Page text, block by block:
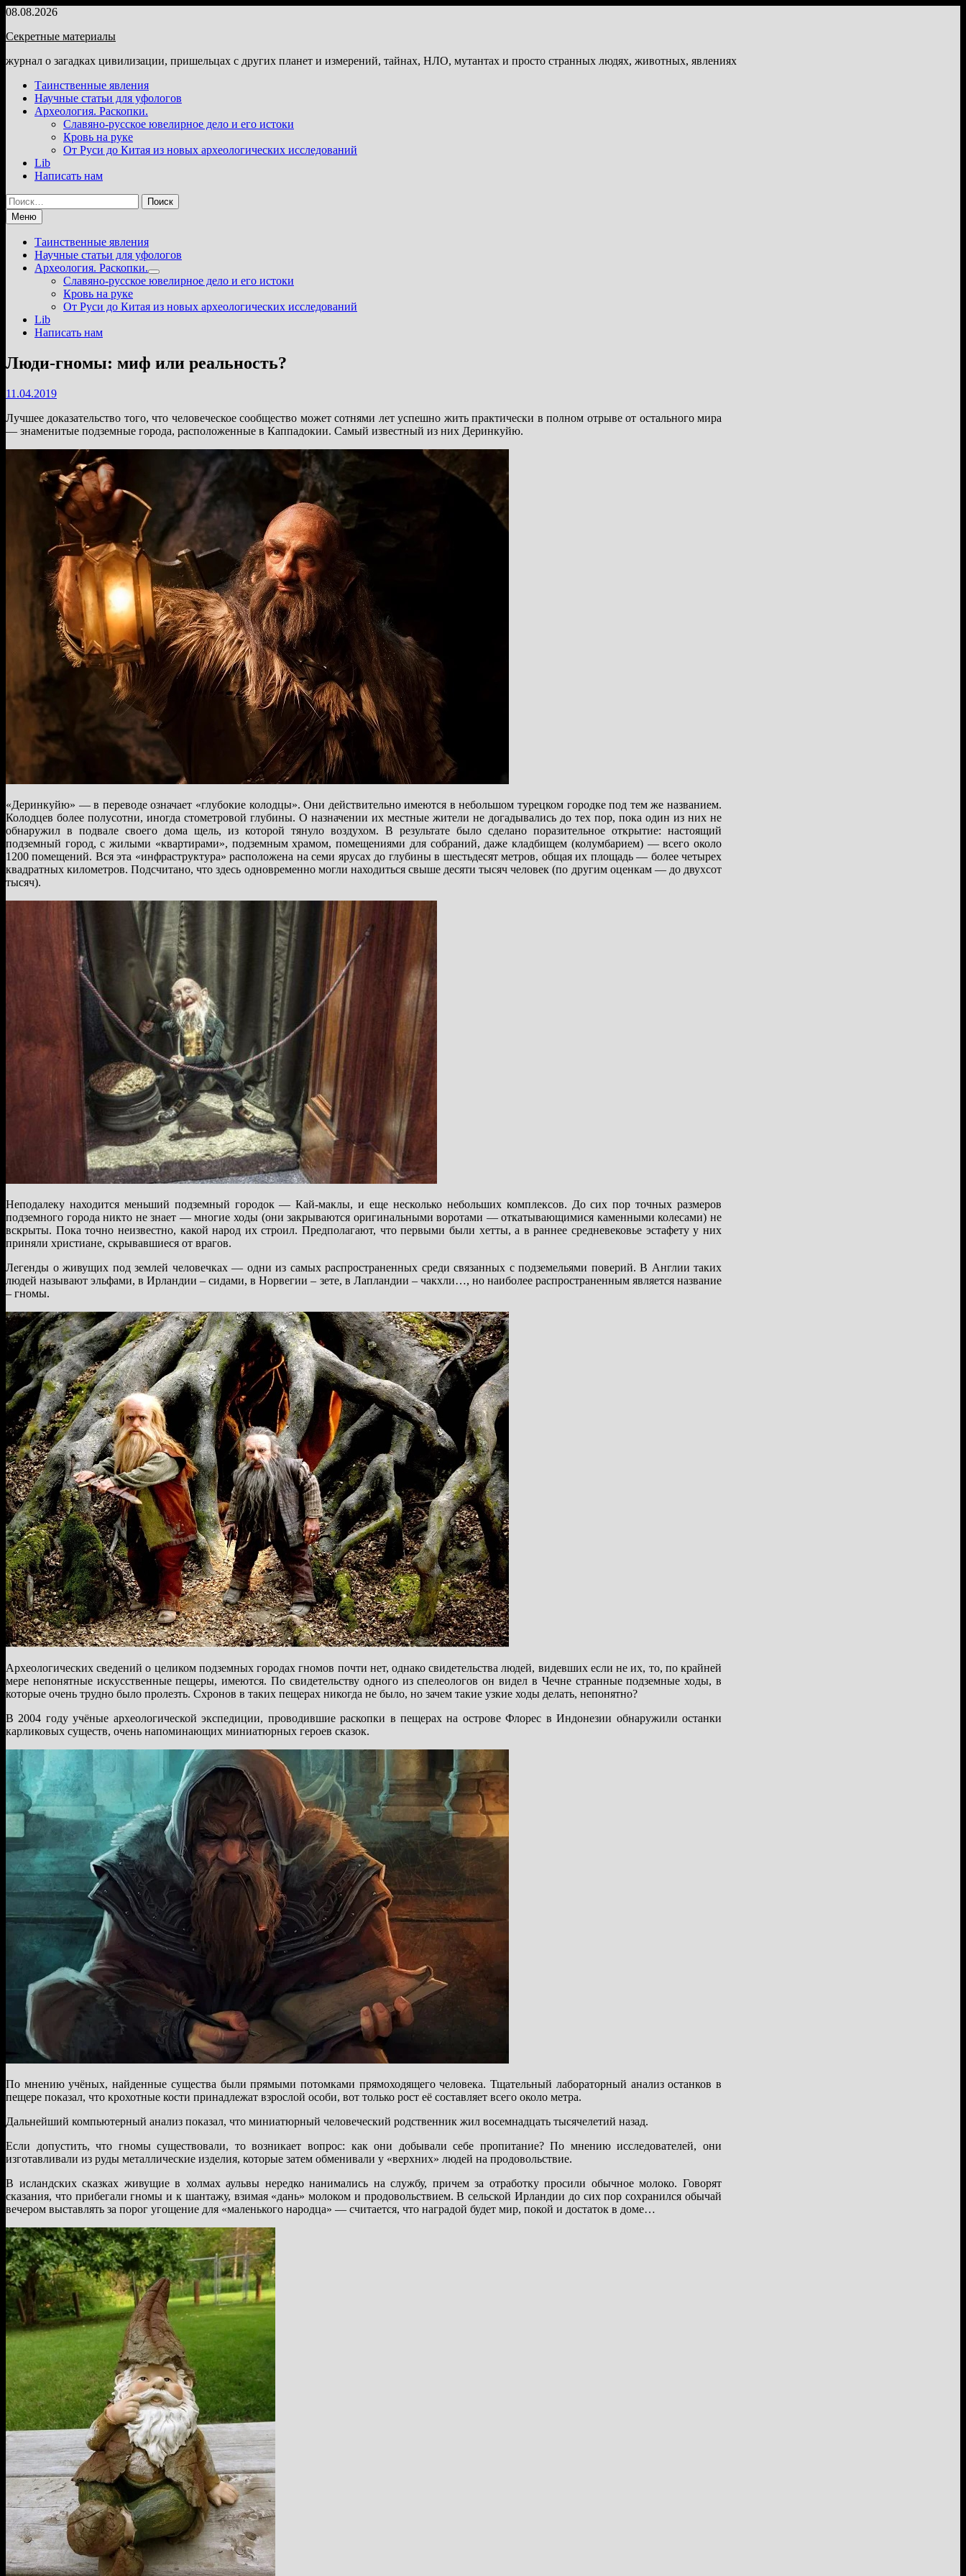
Перейти
содержимому
08.08.2026
Секретные материалы
журнал о загадках цивилизации, пришельцах с других планет и измерений, тайнах, НЛО, мутантах и просто странных людях, животных, явлениях
Таинственные явления
Научные статьи для уфологов
Археология. Раскопки.
Славяно-русское ювелирное дело и его истоки
Кровь на руке
От Руси до Китая из новых археологических исследований
Lib
Написать нам
Найти:
Меню
Таинственные явления
Научные статьи для уфологов
Археология. Раскопки.
Показать
подменю
Славяно-русское ювелирное дело и его истоки
Кровь на руке
От Руси до Китая из новых археологических исследований
Lib
Написать нам
Люди-гномы: миф или реальность?
11.04.2019
Лучшее доказательство того, что человеческое сообщество может сотнями лет успешно жить практически в полном отрыве от остального мира
— знаменитые подземные города, расположенные в Каппадокии. Самый известный из них Деринкуйю.
«Деринкуйю» — в переводе означает «глубокие колодцы». Они действительно имеются в небольшом турецком городке под тем же названием.
Колодцев более полусотни, иногда стометровой глубины. О назначении их местные жители не догадывались до тех пор, пока один из них не
обнаружил в подвале своего дома щель, из которой тянуло воздухом. В результате было сделано поразительное открытие: настоящий
подземный город, с жилыми «квартирами», подземным храмом, помещениями для собраний, даже кладбищем (колумбарием) — всего около
1200 помещений. Вся эта «инфраструктура» расположена на семи ярусах до глубины в шестьдесят метров, общая их площадь — более четырех
квадратных километров. Подсчитано, что здесь одновременно могли находиться свыше десяти тысяч человек (по другим оценкам — до двухсот
тысяч).
Неподалеку находится меньший подземный городок — Кай-маклы, и еще несколько небольших комплексов. До сих пор точных размеров
подземного города никто не знает — многие ходы (они закрываются оригинальными воротами — откатывающимися каменными колесами) не
вскрыты. Пока точно неизвестно, какой народ их строил. Предполагают, что первыми были хетты, а в раннее средневековье эстафету у них
приняли христиане, скрывавшиеся от врагов.
Легенды о живущих под землей человечках — одни из самых распространенных среди связанных с подземельями поверий. В Англии таких
людей называют эльфами, в Ирландии – сидами, в Норвегии – зете, в Лапландии – чакхли…, но наиболее распространенным является название
– гномы.
Археологических сведений о целиком подземных городах гномов почти нет, однако свидетельства людей, видевших если не их, то, по крайней
мере непонятные искусственные пещеры, имеются. По свидетельству одного из спелеологов он видел в Чечне странные подземные ходы, в
которые очень трудно было пролезть. Схронов в таких пещерах никогда не было, но зачем такие узкие ходы делать, непонятно?
В 2004 году учёные археологической экспедиции, проводившие раскопки в пещерах на острове Флорес в Индонезии обнаружили останки
карликовых существ, очень напоминающих миниатюрных героев сказок.
По мнению учёных, найденные существа были прямыми потомками прямоходящего человека. Тщательный лабораторный анализ останков в
пещере показал, что крохотные кости принадлежат взрослой особи, вот только рост её составляет всего около метра.
Дальнейший компьютерный анализ показал, что миниатюрный человеческий родственник жил восемнадцать тысячелетий назад.
Если допустить, что гномы существовали, то возникает вопрос: как они добывали себе пропитание? По мнению исследователей, они
изготавливали из руды металлические изделия, которые затем обменивали у «верхних» людей на продовольствие.
В исландских сказках живущие в холмах аульвы нередко нанимались на службу, причем за отработку просили обычное молоко. Говорят
сказания, что прибегали гномы и к шантажу, взимая «дань» молоком и продовольствием. В сельской Ирландии до сих пор сохранился обычай
вечером выставлять за порог угощение для «маленького народца» — считается, что наградой будет мир, покой и достаток в доме…